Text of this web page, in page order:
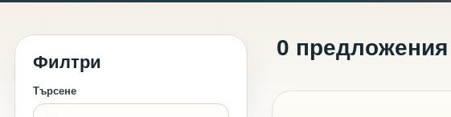
Филтри
Търсене
0 предложения